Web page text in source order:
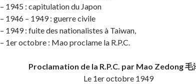
– 1945 : capitulation du Japon
– 1946 – 1949 : guerre civile
– 1949 : fuite des nationalistes à Taiwan,
– 1er octobre : Mao proclame la R.P.C.
Proclamation de la R.P.C. par Mao Zedong 毛
Le 1er octobre 1949